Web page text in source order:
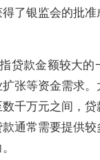
了银监会的批
贷款金额较大
张等资金需求
千万元之间，
通常需要提供较